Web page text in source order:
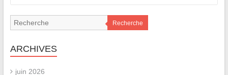
Recherche
ARCHIVES
juin 2026